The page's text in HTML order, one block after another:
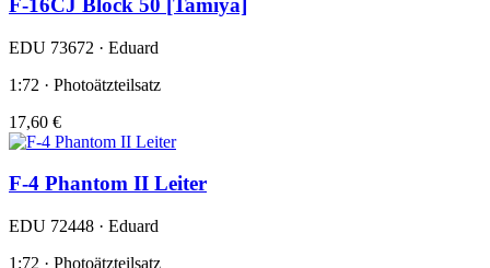
F-16CJ Block 50 [Tamiya]
EDU 73672 · Eduard
1:72 · Photoätzteilsatz
17,60 €
F-4 Phantom II Leiter
EDU 72448 · Eduard
1:72 · Photoätzteilsatz